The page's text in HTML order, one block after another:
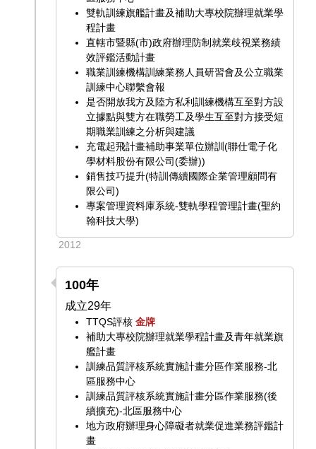
雙軌訓練旗艦計畫及補助大專校院辦理就業學
程計畫
直轄市暨縣(市)政府辦理防制就業歧視業務績
效評鑑活動計畫
職業訓練機構訓練業務人員研習會及公立職業
訓練中心聯繫會報
是否開放我方及陸方私利訓練機構互至對方設
立據點與雙方在職勞工及學生互至對方接受短
期職業訓練之分析與建議
充電起飛計畫補助事業單位辦訓(聯仕電子化
學材料股份有限公司(委辦))
銷售技巧提升(特訓傳續國際企業管理顧問有
限公司)
專案管理資料庫系統-雙軌學程管理計畫(聖約
翰科技大學)
2012
100年
成立29年
TTQS評核金牌
補助大專校院辦理就業學程計畫及青年就業旗
艦計畫
訓練品質評核系統實施計畫分區作業服務-北
區服務中心
訓練品質評核系統實施計畫分區作業服務(後
續擴充)-北區服務中心
地方政府辦理身心障礙者就業促進業務評鑑計
畫